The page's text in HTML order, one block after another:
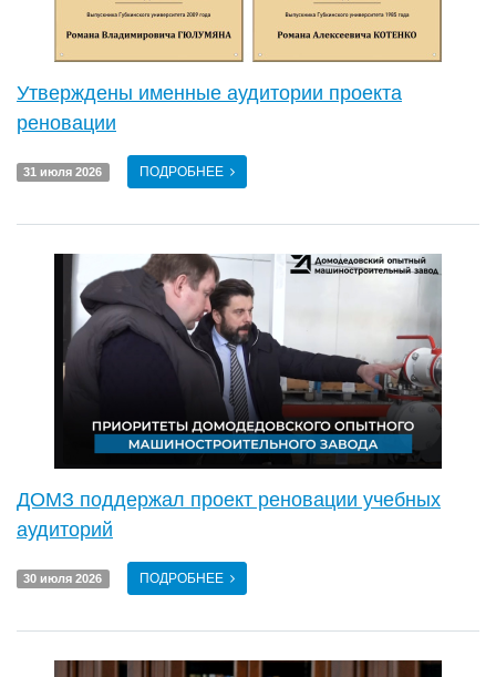
Утверждены именные аудитории проекта
реновации
31 июля 2026 ПОДРОБНЕЕ
ДОМЗ поддержал проект реновации учебных
аудиторий
30 июля 2026 ПОДРОБНЕЕ